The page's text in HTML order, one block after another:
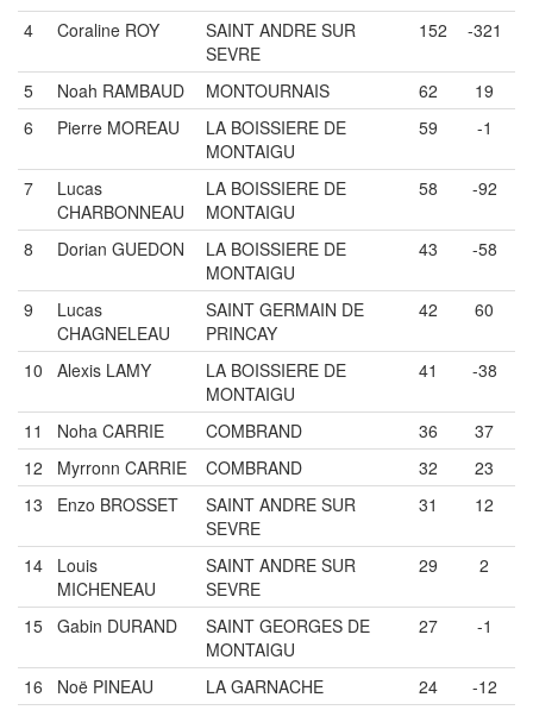
4
Coraline ROY
SAINT ANDRE SUR
SEVRE
152 -321
5 Noah RAMBAUD MONTOURNAIS 62
19
6
Pierre MOREAU
LA BOISSIERE DE
MONTAIGU
59 -1
7
Lucas
CHARBONNEAU
LA BOISSIERE DE
MONTAIGU
58 -92
8 Dorian GUEDON
LA BOISSIERE DE
MONTAIGU
43 -58
9
Lucas
CHAGNELEAU
SAINT GERMAIN DE
PRINCAY
42 60
10 Alexis LAMY
LA BOISSIERE DE
MONTAIGU
41 -38
11 Noha CARRIE COMBRAND 36
37
12
Myrronn CARRIE COMBRAND 32
23
13
Enzo BROSSET
SAINT ANDRE SUR
SEVRE
31 12
14
Louis
MICHENEAU
SAINT ANDRE SUR
SEVRE
29 2
15 Gabin DURAND
SAINT GEORGES DE
MONTAIGU
27 -1
16 Noë PINEAU LA GARNACHE 24
-12